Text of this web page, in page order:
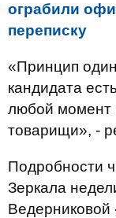
ограбили
переписку
«Принцип
кандидата
любой момент
товарищи», -
Подробности
Зеркала